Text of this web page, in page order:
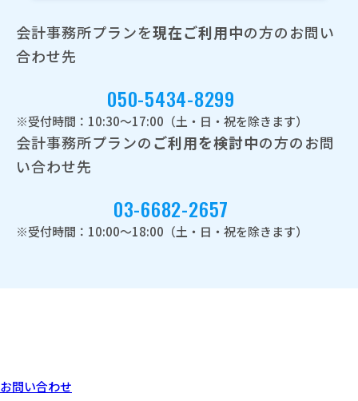
会計事務所プランを現在ご利用中の方のお問い
合わせ先
050-5434-8299
※受付時間：10:30～17:00（土・日・祝を除きます）
会計事務所プランのご利用を検討中の方のお問
い合わせ先
03-6682-2657
※受付時間：10:00～18:00（土・日・祝を除きます）
お問い合わせ